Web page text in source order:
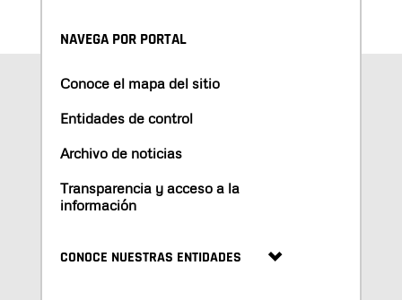
NAVEGA POR PORTAL
Conoce el mapa del sitio
Entidades de control
Archivo de noticias
Transparencia y acceso a la
información
CONOCE NUESTRAS ENTIDADES